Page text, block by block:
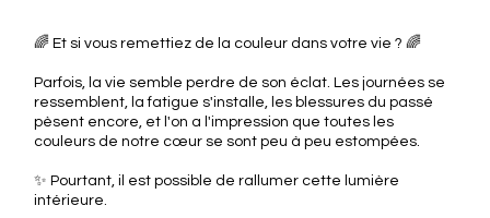
🌈 Et si vous remettiez de la couleur dans votre vie ? 🌈
Parfois, la vie semble perdre de son éclat. Les journées se
ressemblent, la fatigue s'installe, les blessures du passé
pèsent encore, et l'on a l'impression que toutes les
couleurs de notre cœur se sont peu à peu estompées.
✨ Pourtant, il est possible de rallumer cette lumière
intérieure.